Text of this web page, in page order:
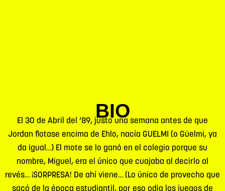
BIO
El 30 de Abril del ’89, justo una semana antes de que
Jordan flotase encima de Ehlo, nacía GUELMI (o Güelmi, ya
da igual…) El mote se lo ganó en el colegio porque su
nombre, Miguel, era el único que cuajaba al decirlo al
revés… ¡SORPRESA! De ahí viene… (Lo único de provecho que
sacó de la época estudiantil, por eso odia los juegos de